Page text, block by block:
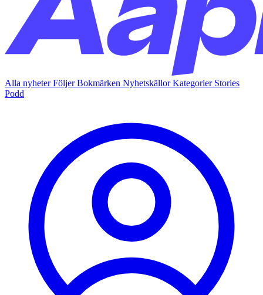
Alla nyheterFöljerBokmärken NyhetskällorKategorier Stories
Podd